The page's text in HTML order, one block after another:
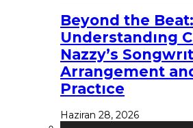
Beyond the Beat:
Understandıng
Nazzy’s
Arrangement
Practıce
Haziran 28, 2026